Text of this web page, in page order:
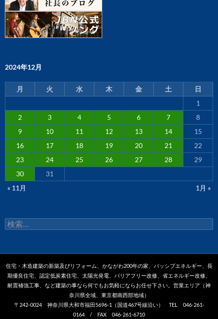
2024年12月
月 火 水 木 金 土
日
1
2
3 4 5 6 7
8
9
10 11 12 13 14
15
16
17 18 19 20 21
22
23
24 25 26 27 28
29
30
31
« 11月
1月 »
検
索:
住宅・木造建築の新築及びリフォーム、かながわ200年の家、パッシブエネルギー、長
期優良住宅、認定低炭素住宅、太陽光発電、バリアフリー改修、省エネルギー改修、
耐震補強工事、など建築の事なら何でもお気軽にならお任せ下さい。営業エリア（神
奈川県全域、東京都南西部地域）
〒242-0024 神奈川県大和市福田5696-1（国道467号線沿い） TEL 046-261-
0164 / FAX 046-261-6710